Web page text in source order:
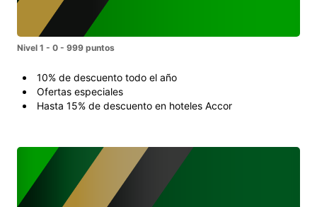
Nivel 1 - 0 - 999 puntos
10% de descuento todo el año
Ofertas especiales
Hasta 15% de descuento en hoteles Accor